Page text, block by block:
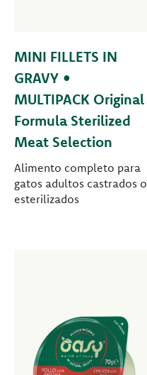
MINI FILLETS IN
GRAVY •
MULTIPACK Original
Formula Sterilized
Meat Selection
Alimento completo para
gatos adultos castrados o
esterilizados